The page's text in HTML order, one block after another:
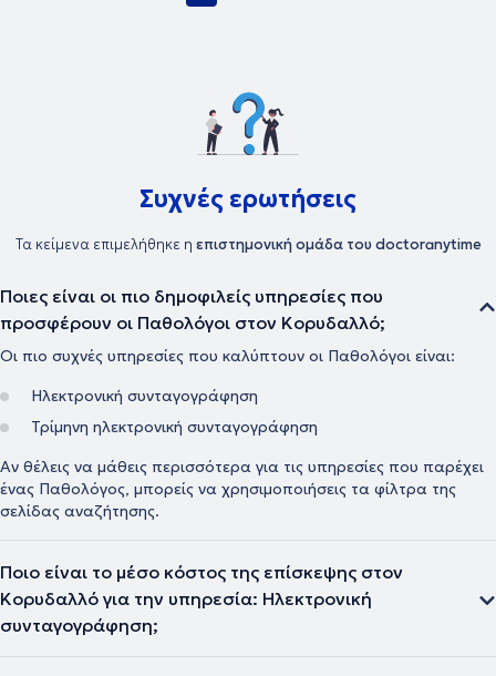
Συχνές ερωτήσεις
Τα κείμενα επιμελήθηκε η επιστημονική ομάδα του doctoranytime
Ποιες είναι οι πιο δημοφιλείς υπηρεσίες που
προσφέρουν οι Παθολόγοι στον Κορυδαλλό;
Οι πιο συχνές υπηρεσίες που καλύπτουν οι Παθολόγοι είναι:
Ηλεκτρονική συνταγογράφηση
Τρίμηνη ηλεκτρονική συνταγογράφηση
Αν θέλεις να μάθεις περισσότερα για τις υπηρεσίες που παρέχει
ένας Παθολόγος, μπορείς να χρησιμοποιήσεις τα φίλτρα της
σελίδας αναζήτησης.
Ποιο είναι το μέσο κόστος της επίσκεψης στον
Κορυδαλλό για την υπηρεσία: Ηλεκτρονική
συνταγογράφηση;